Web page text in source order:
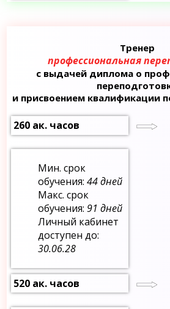
Тренер
профессиональная
с выдачей диплома о
и присвоением квалификации
260 ак. часов
Мин. срок
обучения:44 дней
Макс. срок
обучения:91 дней
Личный кабинет
доступен до:
30.06.28
520 ак. часов